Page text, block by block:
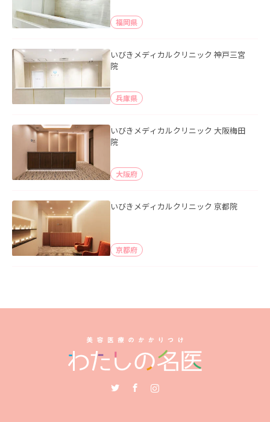
福岡県
いびきメディカルクリニック 神戸三宮
院
兵庫県
いびきメディカルクリニック 大阪梅田
院
大阪府
いびきメディカルクリニック 京都院
京都府